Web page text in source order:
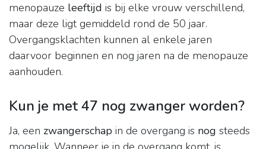
menopauze leeftijd is bij elke vrouw verschillend,
maar deze ligt gemiddeld rond de 50 jaar.
Overgangsklachten kunnen al enkele jaren
daarvoor beginnen en nog jaren na de menopauze
aanhouden.
Kun je met 47 nog zwanger worden?
Ja, een zwangerschap in de overgang is nog steeds